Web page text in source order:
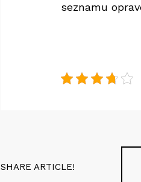
seznamu
SHARE ARTICLE!